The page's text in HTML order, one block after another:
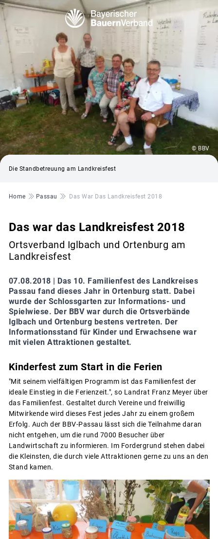
© BBV
Die Standbetreuung am Landkreisfest
Pfadnavigation
Home Passau Das War Das Landkreisfest 2018
Das war das Landkreisfest 2018
Ortsverband Iglbach und Ortenburg am
Landkreisfest
07.08.2018 |
Das 10. Familienfest des Landkreises
Passau fand dieses Jahr in Ortenburg statt. Dabei
wurde der Schlossgarten zur Informations- und
Spielwiese. Der BBV war durch die Ortsverbände
Iglbach und Ortenburg bestens vertreten. Der
Informationsstand für Kinder und Erwachsene war
mit vielen Attraktionen gestaltet.
Kinderfest zum Start in die Ferien
"Mit seinem vielfältigen Programm ist das Familienfest der
ideale Einstieg in die Ferienzeit.", so Landrat Franz Meyer über
das Familienfest. Gestaltet durch Vereine und freiwillig
Mitwirkende wird dieses Fest jedes Jahr zu einem großem
Erfolg. Auch der BBV-Passau lässt sich die Teilnahme daran
nicht entgehen, um die rund 7000 Besucher über
Landwirtschaft zu informieren. Im Fordergrund stehen dabei
die Kleinsten, die durch viele Attraktionen gerne zu uns an den
Stand kamen.